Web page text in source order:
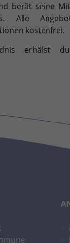
berät seine
Alle
kostenfrei.
erhälst du